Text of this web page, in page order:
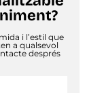
i l’estil que
a qualsevol
després